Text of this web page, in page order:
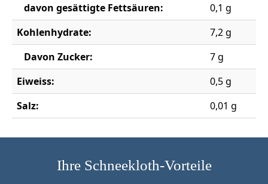
davon gesättigte Fettsäuren:
0,1 g
Kohlenhydrate:
7,2 g
Davon Zucker:
7 g
Eiweiss:
0,5 g
Salz:
0,01 g
Ihre Schneekloth-Vorteile